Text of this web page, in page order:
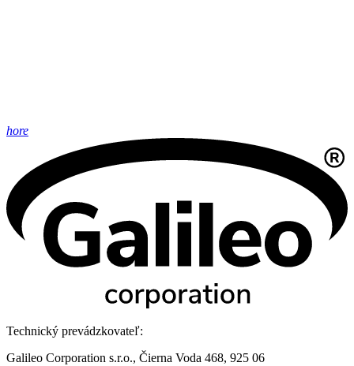
hore
Technický prevádzkovateľ:
Galileo Corporation s.r.o., Čierna Voda 468, 925 06